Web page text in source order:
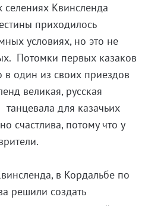
Квинсленда
приходилось
условиях, но это не
Потомки первых казаков
в один из своих приездов
великая, русская
для казачьих
счастлива, потому что у
в Кордальбе по
решили создать